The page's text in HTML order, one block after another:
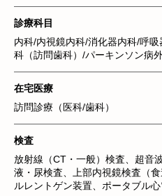
診療科目
内科/内視鏡内科/消化器内科/呼
科（訪問歯科）/パーキンソン病
在宅医療
訪問診療（医科/歯科）
検査
放射線（CT・一般）検査、超音
液・尿検査、
上部内視鏡検査（
ルレントゲン装置、ポータブル心